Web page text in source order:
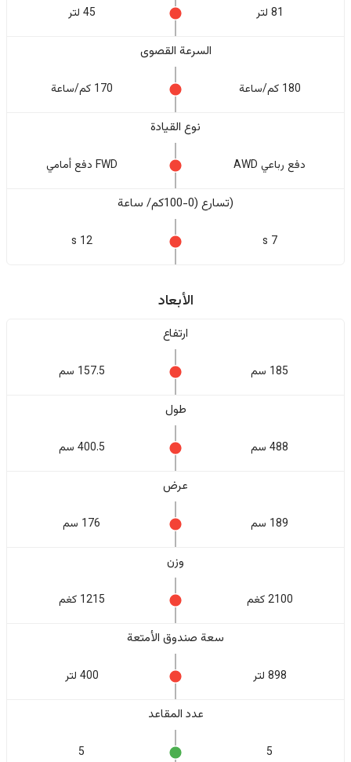
81 لتر 45 لتر
السرعة القصوى
180 كم/ساعة 170 كم/ساعة
نوع القيادة
دفع رباعي AWD FWD دفع أمامي
(تسارع (0-100كم/ ساعة
7 s
12 s
الأبعاد
ارتفاع
185 سم 157.5 سم
طول
488 سم 400.5 سم
عرض
189 سم 176 سم
وزن
2100 كغم 1215 كغم
سعة صندوق الأمتعة
898 لتر 400 لتر
عدد المقاعد
5
5